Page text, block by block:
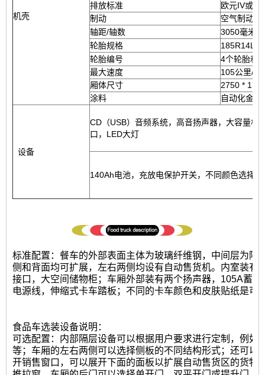
机壳
排放标准
欧元IV或欧
制动
空气制动
轴距/轴数
3050毫米/ 2
轮胎规格
轮胎编号
4个轮胎和
最大速度
105公里/小
厢体尺寸
2750 *
涂料
自动化金属
设备
CD（USB）音频系统，高音扬声器，大容量机
口，LED大灯
140Ah电池，充放电保护开关，不同颜色选择
标准配置：餐车的外部表面主体为玻璃纤维钢，中间层为隔
侧和背面均可扩展，左右两侧均设有自动售货机。内室装有
接口，大空间储物柜；车厢外部装有两个扬声器，105A蓄
电源线，伸缩式卡车踏板；不同的卡车颜色和皮肤贴纸是可
食品车选装设备说明：
可选配置：内部隔层设备可以根据用户要求进行定制，例如
等；车厢的左右两侧可以选择侧板的不同结构形式；还可以
开销售窗口，可以展开下面的面板以扩展自动售货区的货物